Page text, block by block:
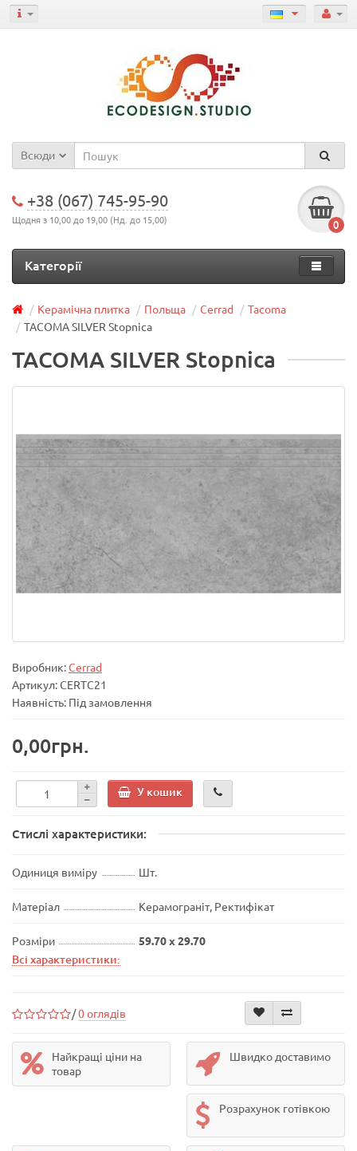
Всюди
+38 (067) 745-95-90
Щодня з 10,00 до 19,00 (Нд. до 15,00) 0
Категорії
Керамічна плитка Польща Cerrad
Tacoma
TACOMA SILVER Stopnica
TACOMA SILVER Stopnica
Виробник:Cerrad
Артикул: CERTC21
Наявність: Під замовлення
0,00грн.
У кошик
Стислі характеристики:
Одиниця виміру Шт.
Матеріал Керамограніт, Ректифікат
Розміри 59.70 x 29.70
Всі характеристики:
/0 оглядів
Найкращі ціни на
товар
Швидко доставимо
Розрахунок готівкою